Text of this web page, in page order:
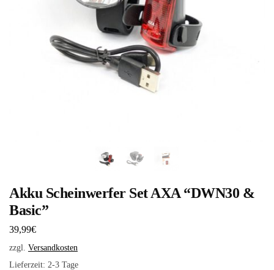
Akku Scheinwerfer Set AXA “DWN30 &
Basic”
39,99€
zzgl. Versandkosten
Lieferzeit: 2-3 Tage